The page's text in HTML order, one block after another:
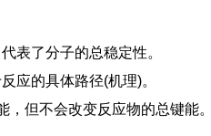
表了分子的总稳定性。
应的具体路径(机理)。
但不会改变反应物的总键能。